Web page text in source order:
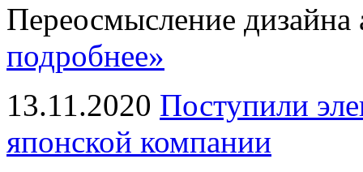
Переосмысление дизайна
подробнее»
13.11.2020 Поступили
японской компании